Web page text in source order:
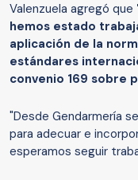
Valenzuela agregó que
hemos estado
aplicación de la
estándares
convenio 169 sobre
"Desde Gendarmería
para adecuar e
esperamos seguir